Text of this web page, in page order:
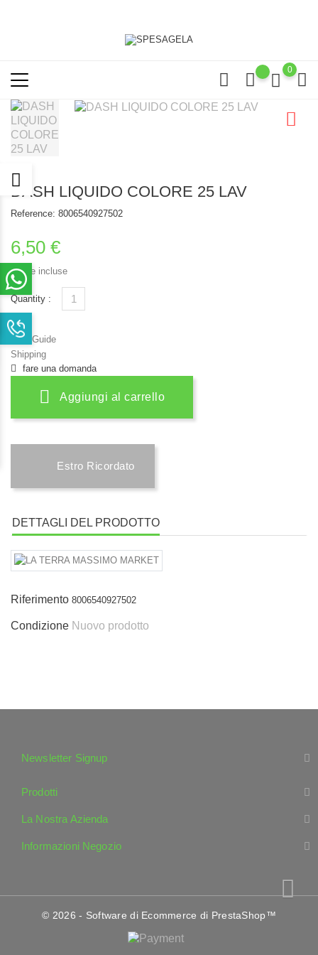
0
DASH LIQUIDO COLORE 25 LAV
Reference: 8006540927502
6,50 €
Tasse incluse
Quantity :
Size Guide
Shipping
fare una domanda
Aggiungi al carrello
Estro Ricordato
DETTAGLI DEL PRODOTTO
Riferimento 8006540927502
Condizione Nuovo prodotto
Newsletter Signup
Prodotti
La Nostra Azienda
Informazioni Negozio
© 2026 - Software di Ecommerce di PrestaShop™